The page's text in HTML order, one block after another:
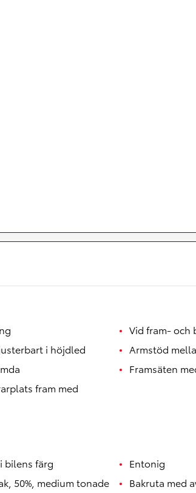
i höjdled
fram med
Vid fram- och
Armstöd
Framsäten
bilens färg
50%, medium tonade
Entonig
Bakruta med